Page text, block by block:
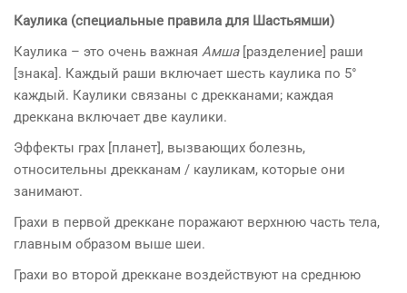
Каулика (специальные правила для Шастьямши)
Каулика – это очень важная Амша[разделение] раши
[знака]. Каждый раши включает шесть каулика по 5°
каждый. Каулики связаны с дрекканами; каждая
дреккана включает две каулики.
Эффекты грах [планет], вызвающих болезнь,
относительны дрекканам / кауликам, которые они
занимают.
Грахи в первой дреккане поражают верхнюю часть тела,
главным образом выше шеи.
Грахи во второй дреккане воздействуют на среднюю